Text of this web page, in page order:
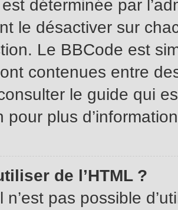
déterminée par
le désactiver sur
Le BBCode est
contenues entre
le guide qui
pour plus
de l’HTML ?
n’est pas possible